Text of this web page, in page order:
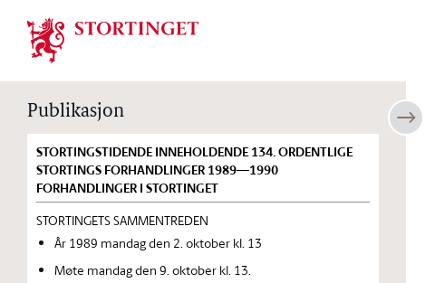
Stortinget.no
Publikasjon
STORTINGSTIDENDE INNEHOLDENDE 134. ORDENTLIGE
STORTINGS FORHANDLINGER 1989—1990
FORHANDLINGER I STORTINGET
STORTINGETS SAMMENTREDEN
År 1989 mandag den 2. oktober kl. 13
Møte mandag den 9. oktober kl. 13.